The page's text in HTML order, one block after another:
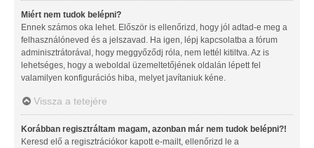
Miért nem tudok belépni?
Ennek számos oka lehet. Először is ellenőrizd, hogy jól adtad-e meg a
felhasználóneved és a jelszavad. Ha igen, lépj kapcsolatba a fórum
adminisztrátorával, hogy meggyőződj róla, nem lettél kitiltva. Az is
lehetséges, hogy a weboldal üzemeltetőjének oldalán lépett fel
valamilyen konfigurációs hiba, melyet javítaniuk kéne.
Vissza a tetejére
Korábban regisztráltam magam, azonban már nem tudok belépni?!
Keresd elő a regisztrációkor kapott e-mailt, ellenőrizd le a